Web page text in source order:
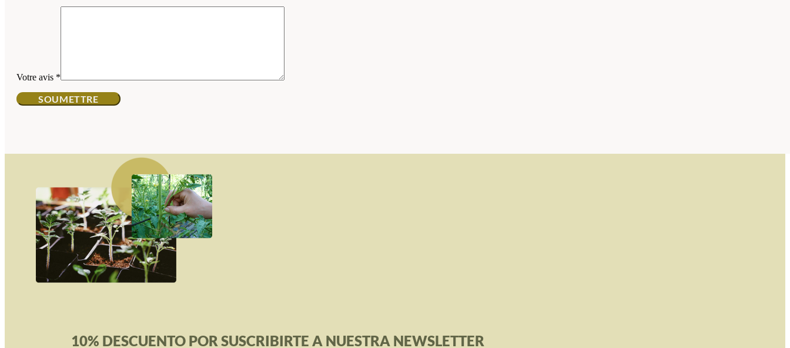
Votre avis *
10% DESCUENTO POR SUSCRIBIRTE A NUESTRA NEWSLETTER